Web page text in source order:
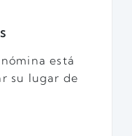
está
su lugar de